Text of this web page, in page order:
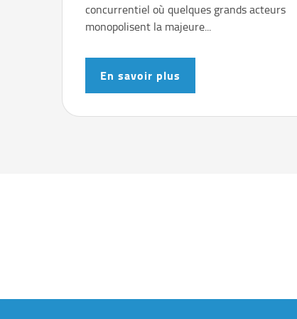
concurrentiel où quelques grands acteurs
monopolisent la majeure...
En savoir plus